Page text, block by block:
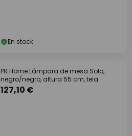
En stock
PR Home Lámpara de mesa Solo,
negro/negro, altura 55 cm, tela
127,10 €